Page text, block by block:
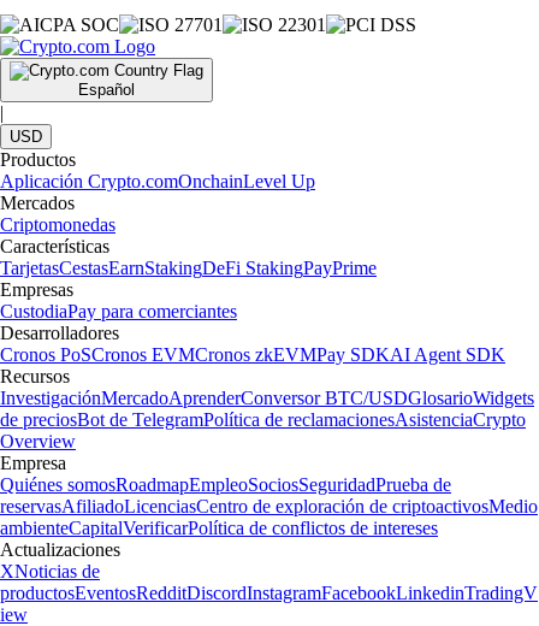
Español
|
USD
Productos
Aplicación Crypto.comOnchainLevel Up
Mercados
Criptomonedas
Características
TarjetasCestasEarnStakingDeFi StakingPayPrime
Empresas
CustodiaPay para comerciantes
Desarrolladores
Cronos PoSCronos EVMCronos zkEVMPay SDKAI Agent SDK
Recursos
InvestigaciónMercadoAprenderConversor BTC/USDGlosarioWidgets
de preciosBot de TelegramPolítica de reclamacionesAsistenciaCrypto
Overview
Empresa
Quiénes somosRoadmapEmpleoSociosSeguridadPrueba de
reservasAfiliadoLicenciasCentro de exploración de criptoactivosMedio
ambienteCapitalVerificarPolítica de conflictos de intereses
Actualizaciones
XNoticias de
productosEventosRedditDiscordInstagramFacebookLinkedinTradingV
iew